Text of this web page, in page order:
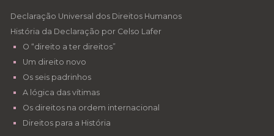
Declaração Universal dos Direitos Humanos
História da Declaração por Celso Lafer
O “direito a ter direitos”
Um direito novo
Os seis padrinhos
A lógica das vítimas
Os direitos na ordem internacional
Direitos para a História